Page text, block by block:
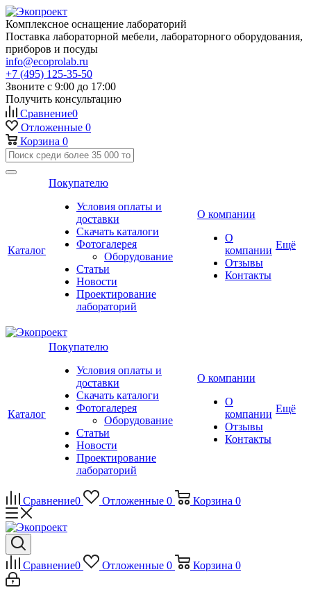
Комплексное оснащение лабораторий
Поставка лабораторной мебели, лабораторного оборудования,
приборов и посуды
info@ecoprolab.ru
+7 (495) 125-35-50
Звоните с 9:00 до 17:00
Получить консультацию
Сравнение0
Отложенные 0
Корзина 0
Каталог
Покупателю
Условия оплаты и
доставки
Скачать каталоги
Фотогалерея
Оборудование
Статьи
Новости
Проектирование
лабораторий
О компании
О
компании
Отзывы
Контакты
Ещё
Каталог
Покупателю
Условия оплаты и
доставки
Скачать каталоги
Фотогалерея
Оборудование
Статьи
Новости
Проектирование
лабораторий
О компании
О
компании
Отзывы
Контакты
Ещё
Сравнение0 Отложенные 0 Корзина 0
Сравнение0 Отложенные 0 Корзина 0